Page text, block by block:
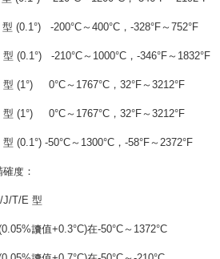
型 (0.1°) -200°C～ 400°C， -328°F～ 752°F
型 (0.1°) -210°C～ 1000°C， -346°F～ 1832°F
型 (1°) 0°C～ 1767°C， 32°F～ 3212°F
型 (1°) 0°C～ 1767°C， 32°F～ 3212°F
型 (0.1 °) -50°C～ 1300°C， -58°F～ 2372°F
確度：
J/T/E 型
讀值+0.3°C)在-50°C～ 1372°C